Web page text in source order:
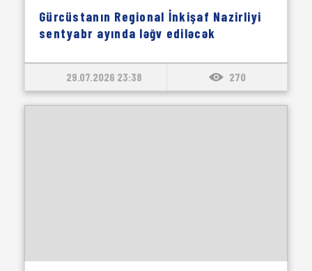
Gürcüstanın Regional İnkişaf Nazirliyi
sentyabr ayında ləğv ediləcək
29.07.2026 23:38 270